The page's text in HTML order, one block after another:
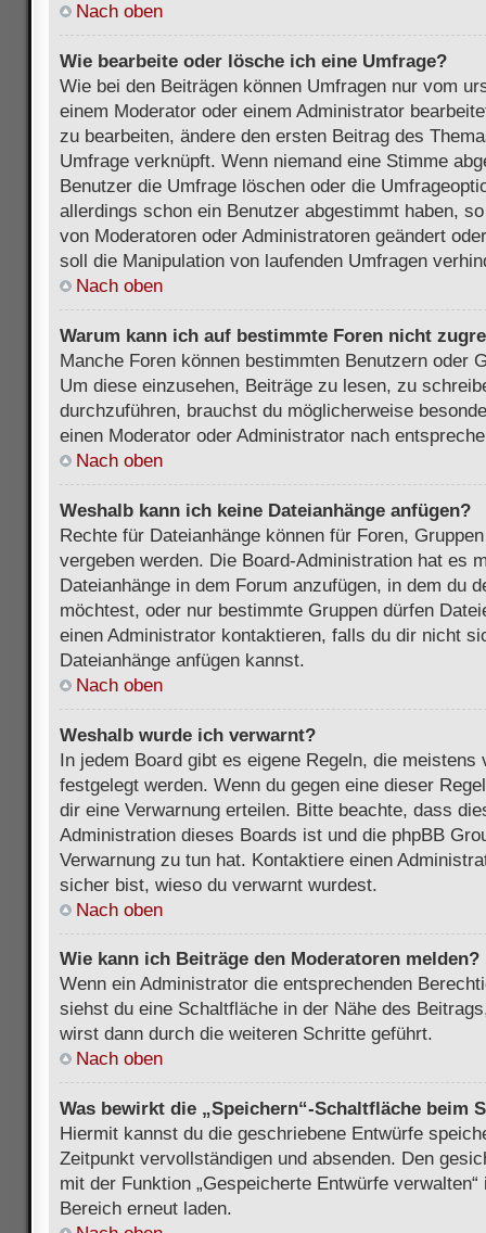
Nach oben
Wie bearbeite oder lösche ich eine Umfrage?
Wie bei den Beiträgen können Umfragen nur vom
einem Moderator oder einem Administrator
zu bearbeiten, ändere den ersten Beitrag des
Umfrage verknüpft. Wenn niemand eine Stimme
Benutzer die Umfrage löschen oder die
allerdings schon ein Benutzer abgestimmt haben,
von Moderatoren oder Administratoren geändert
soll die Manipulation von laufenden Umfragen
Nach oben
Warum kann ich auf bestimmte Foren nicht
Manche Foren können bestimmten Benutzern oder
Um diese einzusehen, Beiträge zu lesen, zu
durchzuführen, brauchst du möglicherweise
einen Moderator oder Administrator nach
Nach oben
Weshalb kann ich keine Dateianhänge anfügen?
Rechte für Dateianhänge können für Foren,
vergeben werden. Die Board-Administration hat es
Dateianhänge in dem Forum anzufügen, in dem du
möchtest, oder nur bestimmte Gruppen dürfen
einen Administrator kontaktieren, falls du dir nicht
Dateianhänge anfügen kannst.
Nach oben
Weshalb wurde ich verwarnt?
In jedem Board gibt es eigene Regeln, die meistens
festgelegt werden. Wenn du gegen eine dieser
dir eine Verwarnung erteilen. Bitte beachte, dass
Administration dieses Boards ist und die phpBB
Verwarnung zu tun hat. Kontaktiere einen
sicher bist, wieso du verwarnt wurdest.
Nach oben
Wie kann ich Beiträge den Moderatoren melden?
Wenn ein Administrator die entsprechenden
siehst du eine Schaltfläche in der Nähe des
wirst dann durch die weiteren Schritte geführt.
Nach oben
Was bewirkt die „Speichern“-Schaltfläche beim
Hiermit kannst du die geschriebene Entwürfe
Zeitpunkt vervollständigen und absenden. Den
mit der Funktion „Gespeicherte Entwürfe
Bereich erneut laden.